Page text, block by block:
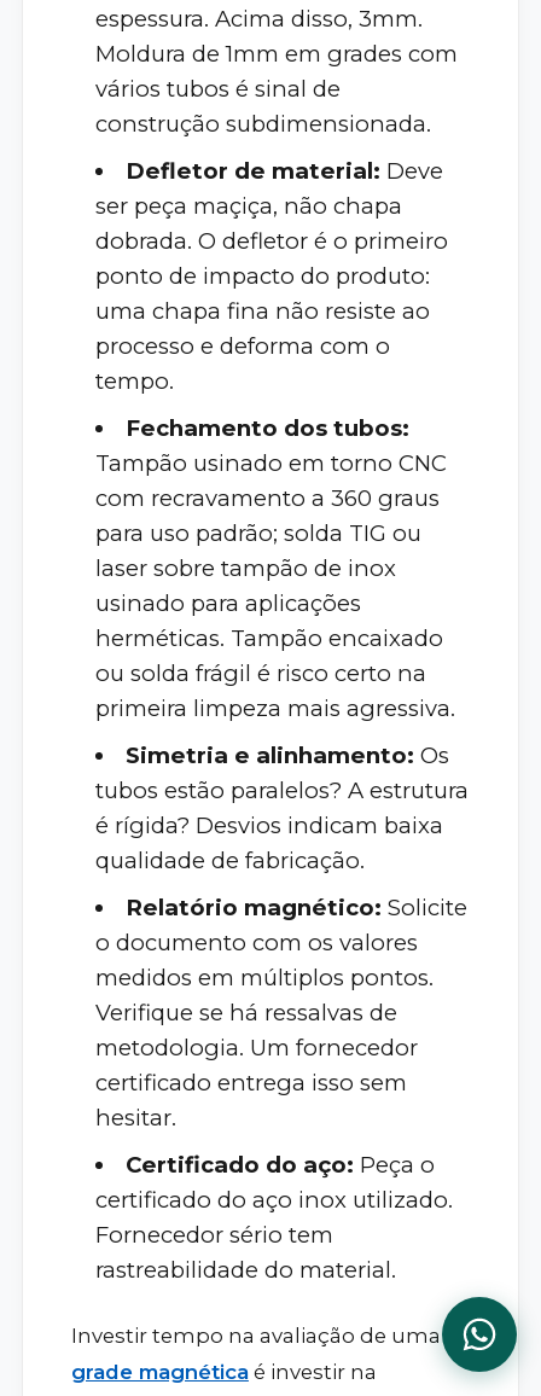
espessura. Acima disso, 3mm.
Moldura de 1mm em grades com
vários tubos é sinal de
construção subdimensionada.
Defletor de material: Deve
ser peça maçiça, não chapa
dobrada. O defletor é o primeiro
ponto de impacto do produto:
uma chapa fina não resiste ao
processo e deforma com o
tempo.
Fechamento dos tubos:
Tampão usinado em torno CNC
com recravamento a 360 graus
para uso padrão; solda TIG ou
laser sobre tampão de inox
usinado para aplicações
herméticas. Tampão encaixado
ou solda frágil é risco certo na
primeira limpeza mais agressiva.
Simetria e alinhamento: Os
tubos estão paralelos? A estrutura
é rígida? Desvios indicam baixa
qualidade de fabricação.
Relatório magnético: Solicite
o documento com os valores
medidos em múltiplos pontos.
Verifique se há ressalvas de
metodologia. Um fornecedor
certificado entrega isso sem
hesitar.
Certificado do aço: Peça o
certificado do aço inox utilizado.
Fornecedor sério tem
rastreabilidade do material.
Investir tempo na avaliação de uma
grade magnéticaé investir na